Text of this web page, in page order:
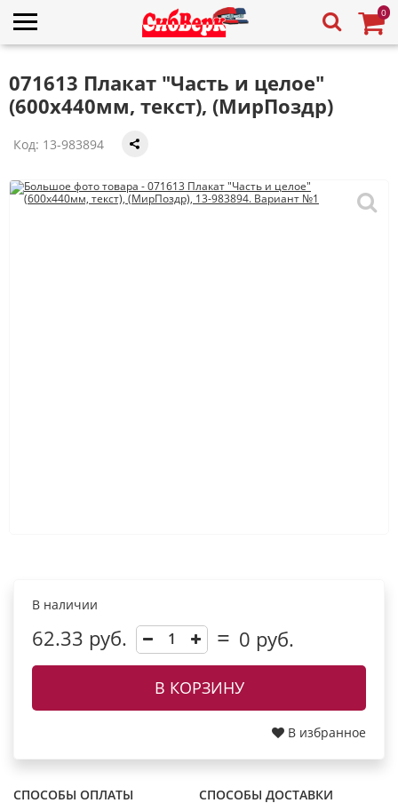
0
071613 Плакат "Часть и целое"
(600х440мм, текст), (МирПоздр)
Код: 13-983894
В наличии
62.33 руб. 0 руб.
В КОРЗИНУ
В избранное
СПОСОБЫ ОПЛАТЫ
СПОСОБЫ ДОСТАВКИ